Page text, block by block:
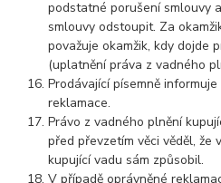
podstatné porušení smlouvy
smlouvy odstoupit. Za
považuje okamžik, kdy dojde
(uplatnění práva z vadného
Prodávající písemně
reklamace.
Právo z vadného plnění
před převzetím věci věděl, že
kupující vadu sám způsobil.
V případě oprávněné